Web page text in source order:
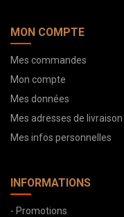
MON COMPTE
Mes commandes
Mon compte
Mes données
Mes adresses de livraison
Mes infos personnelles
INFORMATIONS
- Promotions